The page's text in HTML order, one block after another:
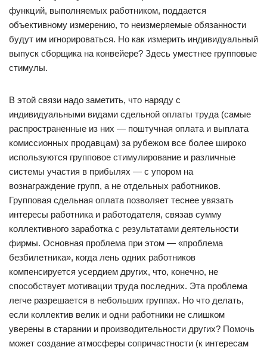
функций, выполняемых работником, поддается
объективному измерению, то неизмеряемые обязанности
будут им игнорироваться. Но как измерить индивидуальный
выпуск сборщика на конвейере? Здесь уместнее групповые
стимулы.
В этой связи надо заметить, что наряду с
индивидуальными видами сдельной оплаты труда (самые
распространенные из них — поштучная оплата и выплата
комиссионных продавцам) за рубежом все более широко
используются групповое стимулирование и различные
системы участия в прибылях — с упором на
вознаграждение групп, а не отдельных работников.
Групповая сдельная оплата позволяет теснее увязать
интересы работника и работодателя, связав сумму
коллективного заработка с результатами деятельности
фирмы. Основная проблема при этом — «проблема
безбилетника», когда лень одних работников
компенсируется усердием других, что, конечно, не
способствует мотивации труда последних. Эта проблема
легче разрешается в небольших группах. Но что делать,
если коллектив велик и одни работники не слишком
уверены в старании и производительности других? Помочь
может создание атмосферы сопричастности (к интересам